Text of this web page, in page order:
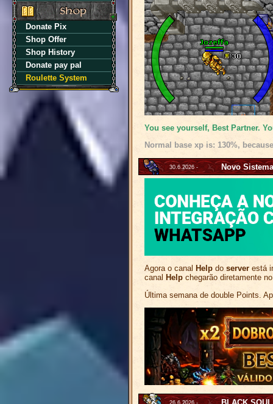
Donate Pix
Shop Offer
Shop History
Donate pay pal
Roulette System
You see yourself, Best Partner.
Normal base xp is: 130%,
30.6.2026 - Novo
Agora o canal Help do server está
canal Help chegarão diretamente
Última semana de double Points.
26.6.2026 -